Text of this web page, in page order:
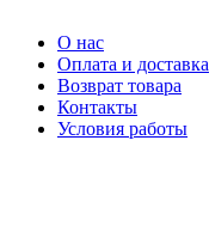
О нас
Оплата и доставка
Возврат товара
Контакты
Условия работы